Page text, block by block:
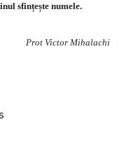
sfințește numele.
Prot Victor Mihalachi